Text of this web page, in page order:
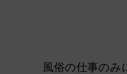
風俗の仕事の